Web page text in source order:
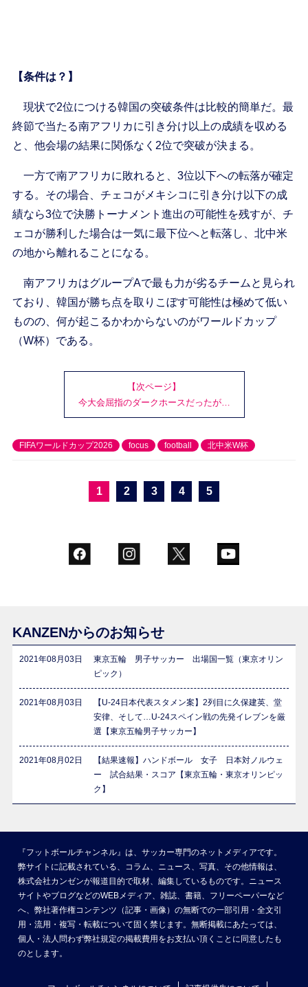
【条件は？】
現状で2位につける韓国の突破条件は比較的簡単だ。最
終節で当たる南アフリカに引き分け以上の成績を収める
と、他会場の結果に関係なく2位で突破が決まる。
一方で南アフリカに敗れると、3位以下への転落が確定
する。その場合、チェコがメキシコに引き分け以下の成
績なら3位で決勝トーナメント進出の可能性を残すが、チ
ェコが勝利した場合は一気に最下位へと転落し、北中米
の地から離れることになる。
南アフリカはグループAで最も力が劣るチームと見られ
ており、韓国が勝ち点を取りこぼす可能性は極めて低い
ものの、何が起こるかわからないのがワールドカップ
（W杯）である。
【次ページ】
今大会屈指のダークホースだったが…
FIFAワールドカップ2026 focus football 北中米W杯
1 2 3 4 5
KANZENからのお知らせ
2021年08月03日
東京五輪 男子サッカー 出場国一覧（東京オリン
ピック）
2021年08月03日
【U-24日本代表スタメン案】2列目に久保建英、堂
安律、そして…U-24スペイン戦の先発イレブンを厳
選【東京五輪男子サッカー】
2021年08月02日
【結果速報】ハンドボール 女子 日本対ノルウェ
ー 試合結果・スコア【東京五輪・東京オリンピッ
ク】
『フットボールチャンネル』は、サッカー専門のネットメディアです。
弊サイトに記載されている、コラム、ニュース、写真、その他情報は、
株式会社カンゼンが報道目的で取材、編集しているものです。ニュース
サイトやブログなどのWEBメディア、雑誌、書籍、フリーペーパーなど
へ、弊社著作権コンテンツ（記事・画像）の無断での一部引用・全文引
用・流用・複写・転載について固く禁じます。無断掲載にあたっては、
個人・法人問わず弊社規定の掲載費用をお支払い頂くことに同意したも
のとします。